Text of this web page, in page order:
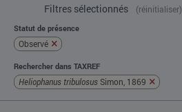
Filtres sélectionnés (réinitialiser)
Statut de présence
Observé
Rechercher dans TAXREF
Heliophanus tribulosus Simon, 1869